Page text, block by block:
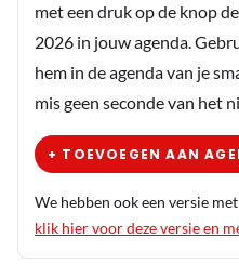
met een druk op de knop
2026 in jouw agenda.
hem in de agenda van je
mis geen seconde van het
+ TOEVOEGEN AAN
We hebben ook een versie
klik hier voor deze versie en